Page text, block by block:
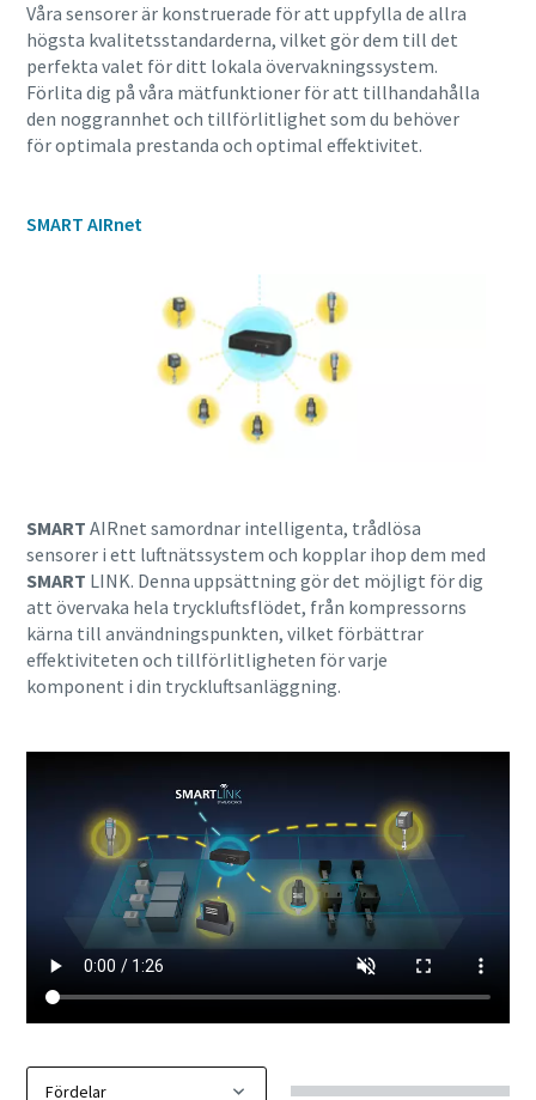
Allt du behöver veta om din process för
pneumatiska transporter
Upptäck hur du kan skapa en effektivare process för
Läs mer
Våra sensorer är konstruerade för att uppfylla de allra
högsta kvalitetsstandarderna, vilket gör dem till det
perfekta valet för ditt lokala övervakningssystem.
Förlita dig på våra mätfunktioner för att tillhandahålla
den noggrannhet och tillförlitlighet som du behöver
för optimala prestanda och optimal effektivitet.
SMART AIRnet
SMART AIRnet samordnar intelligenta, trådlösa
sensorer i ett luftnätssystem och kopplar ihop dem med
SMART LINK. Denna uppsättning gör det möjligt för dig
att övervaka hela tryckluftsflödet, från kompressorns
kärna till användningspunkten, vilket förbättrar
effektiviteten och tillförlitligheten för varje
komponent i din tryckluftsanläggning.